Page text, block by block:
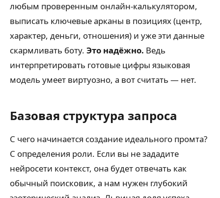
любым проверенным онлайн-калькулятором,
выписать ключевые арканы в позициях (центр,
характер, деньги, отношения) и уже эти данные
скармливать боту. Это надёжно. Ведь
интерпретировать готовые цифры языковая
модель умеет виртуозно, а вот считать — нет.
Базовая структура запроса
С чего начинается создание идеального промта?
С определения роли. Если вы не зададите
нейросети контекст, она будет отвечать как
обычный поисковик, а нам нужен глубокий